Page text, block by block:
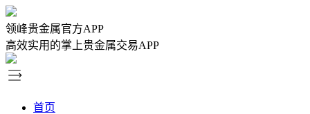
领峰贵金属官方APP
高效实用的掌上贵金属交易APP
首页